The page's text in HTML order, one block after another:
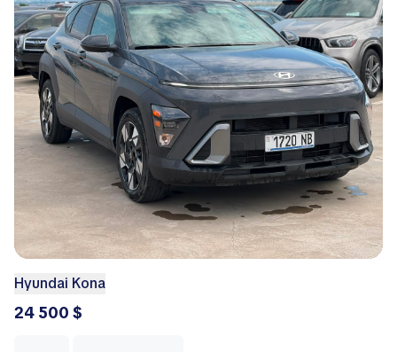
Hyundai Kona
24 500 $